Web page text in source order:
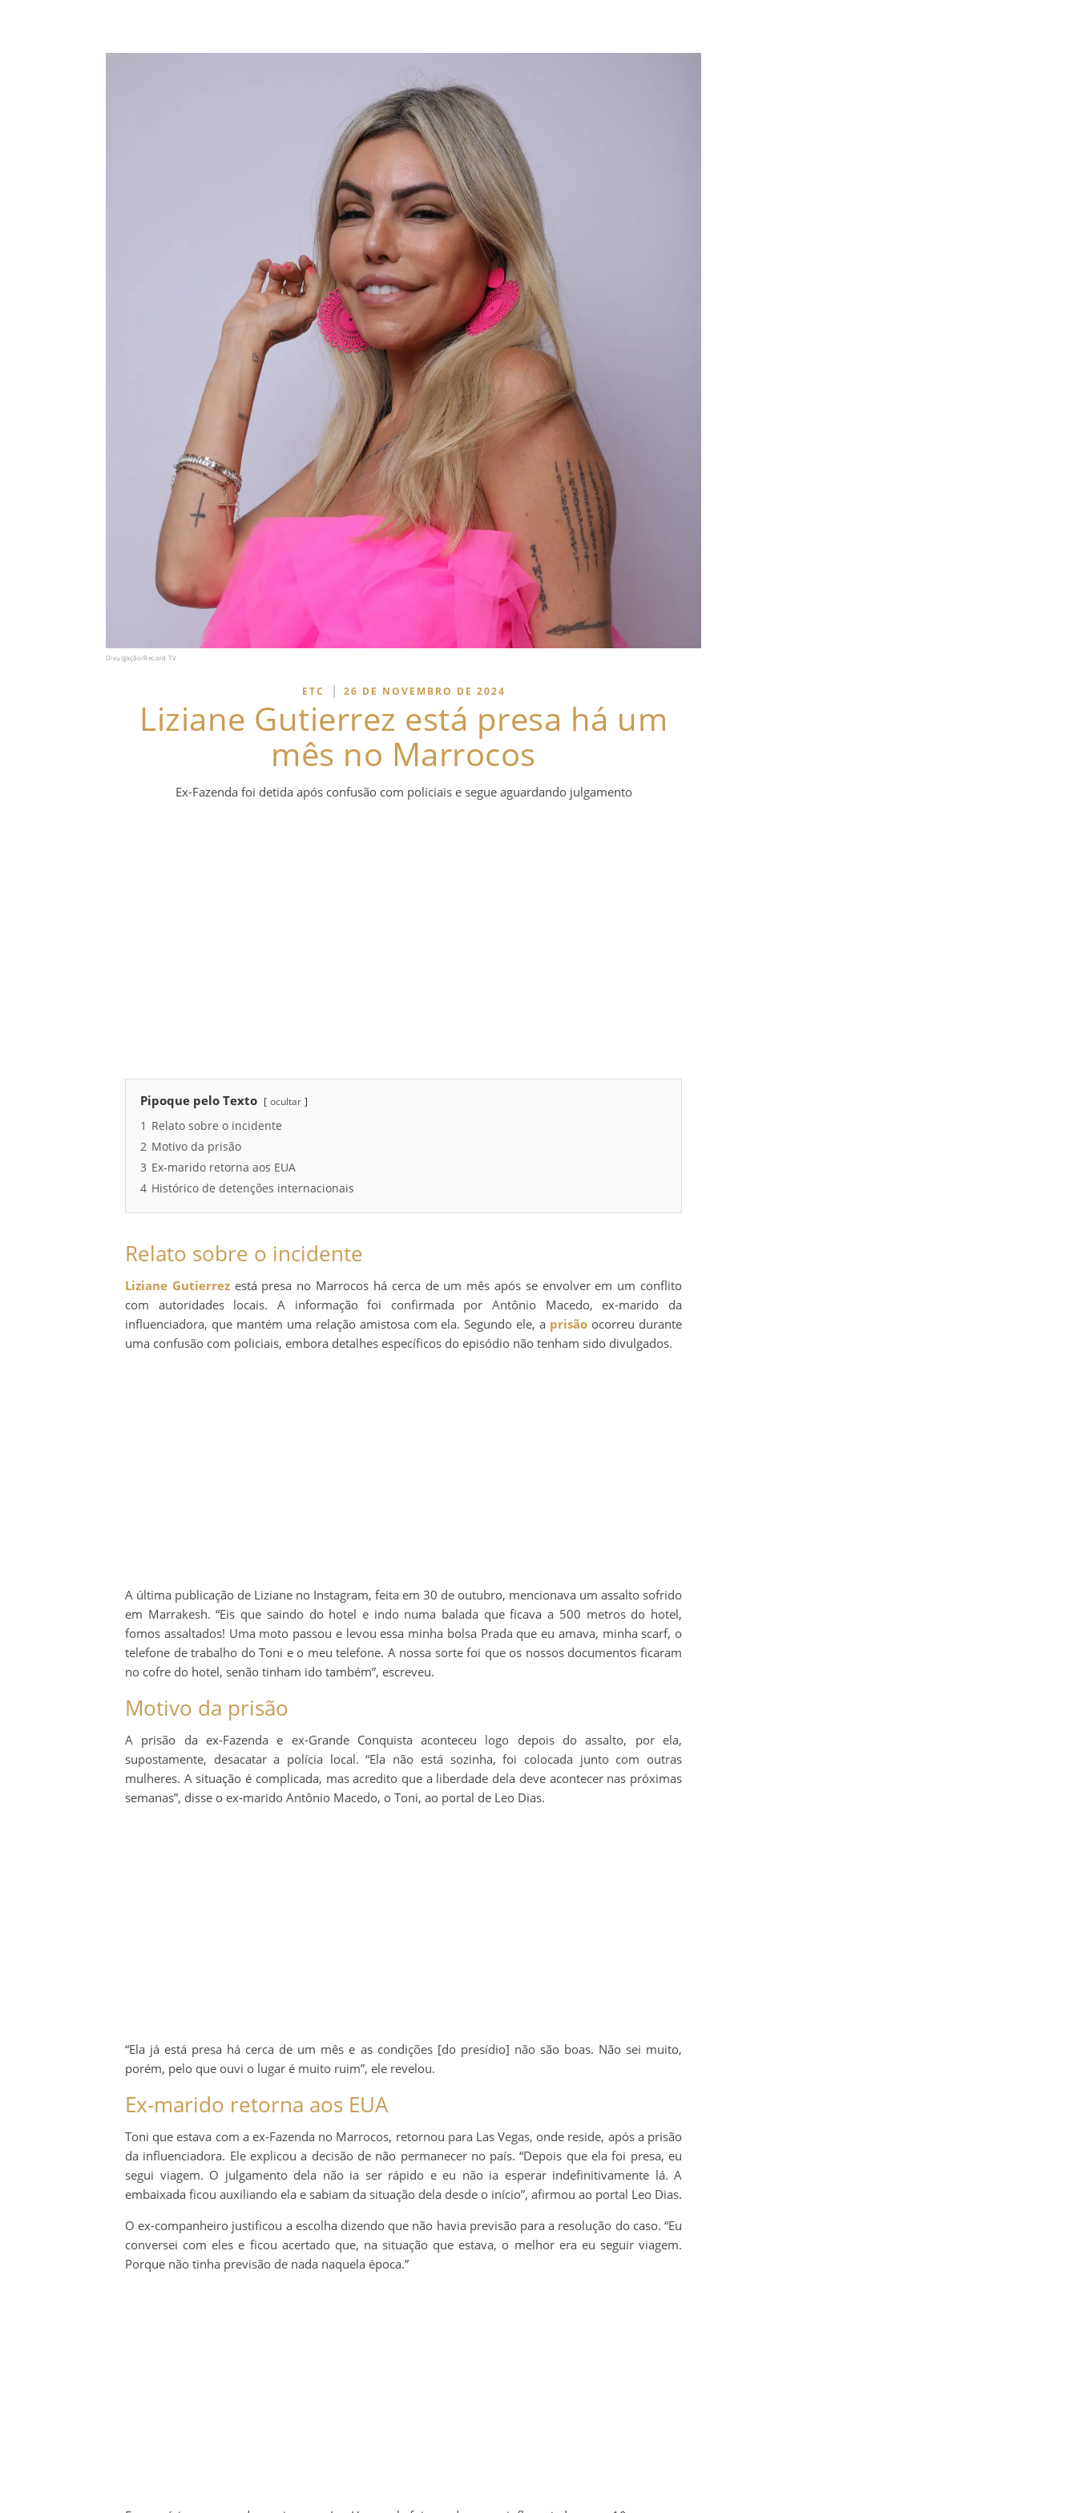
Divulgação/Record TV
ETC | 26 DE NOVEMBRO DE 2024
Liziane Gutierrez está presa há um
mês no Marrocos
Ex-Fazenda foi detida após confusão com policiais e segue aguardando julgamento
Pipoque pelo Texto ocultar
1 Relato sobre o incidente
2 Motivo da prisão
3 Ex-marido retorna aos EUA
4 Histórico de detenções internacionais
Relato sobre o incidente
Liziane Gutierrezestá presa no Marrocos há cerca de um mês após se envolver em um conflito
com autoridades locais. A informação foi confirmada por Antônio Macedo, ex-marido da
influenciadora, que mantém uma relação amistosa com ela. Segundo ele, a prisão ocorreu durante
uma confusão com policiais, embora detalhes específicos do episódio não tenham sido divulgados.
A última publicação de Liziane no Instagram, feita em 30 de outubro, mencionava um assalto sofrido
em Marrakesh. “Eis que saindo do hotel e indo numa balada que ficava a 500 metros do hotel,
fomos assaltados! Uma moto passou e levou essa minha bolsa Prada que eu amava, minha scarf, o
telefone de trabalho do Toni e o meu telefone. A nossa sorte foi que os nossos documentos ficaram
no cofre do hotel, senão tinham ido também”, escreveu.
Motivo da prisão
A prisão da ex-Fazenda e ex-Grande Conquista aconteceu logo depois do assalto, por ela,
supostamente, desacatar a polícia local. “Ela não está sozinha, foi colocada junto com outras
mulheres. A situação é complicada, mas acredito que a liberdade dela deve acontecer nas próximas
semanas”, disse o ex-marido Antônio Macedo, o Toni, ao portal de Leo Dias.
“Ela já está presa há cerca de um mês e as condições [do presídio] não são boas. Não sei muito,
porém, pelo que ouvi o lugar é muito ruim”, ele revelou.
Ex-marido retorna aos EUA
Toni que estava com a ex-Fazenda no Marrocos, retornou para Las Vegas, onde reside, após a prisão
da influenciadora. Ele explicou a decisão de não permanecer no país. “Depois que ela foi presa, eu
segui viagem. O julgamento dela não ia ser rápido e eu não ia esperar indefinitivamente lá. A
embaixada ficou auxiliando ela e sabiam da situação dela desde o início”, afirmou ao portal Leo Dias.
O ex-companheiro justificou a escolha dizendo que não havia previsão para a resolução do caso. “Eu
conversei com eles e ficou acertado que, na situação que estava, o melhor era eu seguir viagem.
Porque não tinha previsão de nada naquela época.”